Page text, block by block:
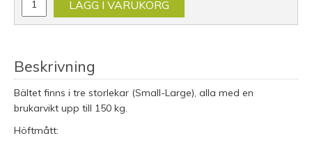
LÄGG I VARUKORG
Beskrivning
Bältet finns i tre storlekar (Small-Large), alla med en
brukarvikt upp till 150 kg.
Höftmått: